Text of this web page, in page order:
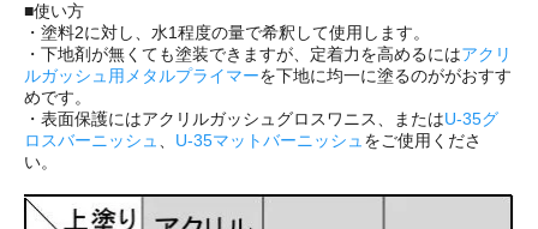
■使い方
・塗料2に対し、水1程度の量で希釈して使用します。
・下地剤が無くても塗装できますが、定着力を高めるにはアクリ
ルガッシュ用メタルプライマーを下地に均一に塗るのががおすす
めです。
・表面保護にはアクリルガッシュグロスワニス、またはU-35グ
ロスバーニッシュ、 U-35マットバーニッシュをご使用くださ
い。